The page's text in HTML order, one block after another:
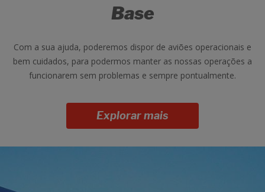
Base
Com a sua ajuda, poderemos dispor de aviões operacionais e
bem cuidados, para podermos manter as nossas operações a
funcionarem sem problemas e sempre pontualmente.
Explorar mais